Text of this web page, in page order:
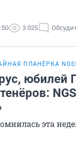
3 025
ПЛАНЁРКА
юбилей
эта